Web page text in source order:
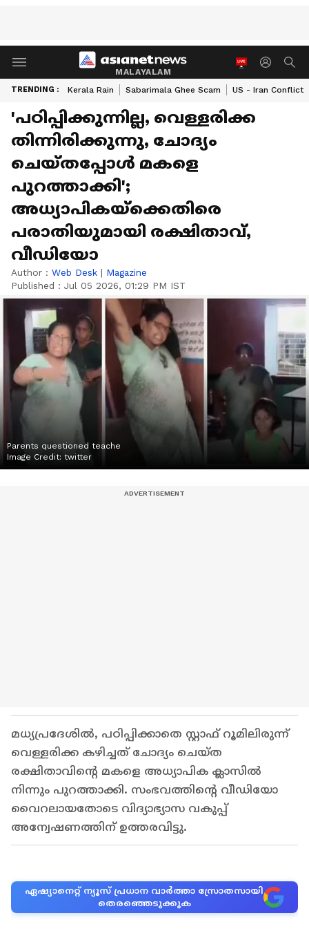
MALAYALAM
TRENDING : Kerala Rain Sabarimala Ghee Scam US - Iran Conflict
'പഠിപ്പിക്കുന്നില്ല, വെള്ളരിക്ക
തിന്നിരിക്കുന്നു, ചോദ്യം
ചെയ്തപ്പോൾ മകളെ
പുറത്താക്കി';
അധ്യാപികയ്ക്കെതിരെ
പരാതിയുമായി രക്ഷിതാവ്,
വീഡിയോ
Author : Web Desk | Magazine
Published : Jul 05 2026, 01:29 PM IST
Parents questioned teache
Image Credit: twitter
മധ്യപ്രദേശിൽ, പഠിപ്പിക്കാതെ സ്റ്റാഫ് റൂമിലിരുന്ന്
വെള്ളരിക്ക കഴിച്ചത് ചോദ്യം ചെയ്ത
രക്ഷിതാവിൻ്റെ മകളെ അധ്യാപിക ക്ലാസിൽ
നിന്നും പുറത്താക്കി. സംഭവത്തിൻ്റെ വീഡിയോ
വൈറലായതോടെ വിദ്യാഭ്യാസ വകുപ്പ്
അന്വേഷണത്തിന് ഉത്തരവിട്ടു.
ഏഷ്യാനെറ്റ് ന്യൂസ് പ്രധാന വാർത്താ സ്രോതസായി
തെരഞ്ഞെടുക്കുക